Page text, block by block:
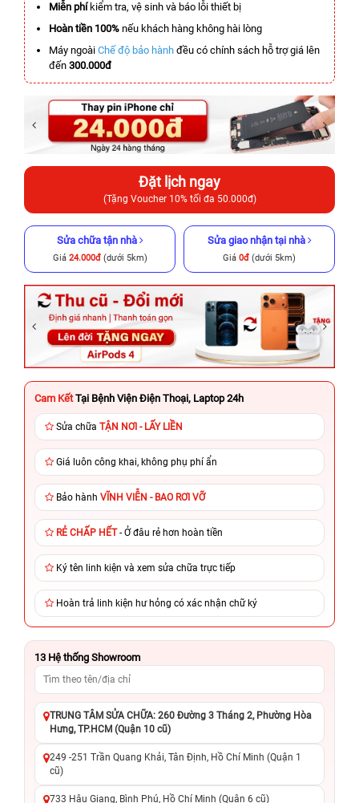
Miễn phíkiểm tra, vệ sinh và báo lỗi thiết bị
Hoàn tiền 100% nếu khách hàng không hài lòng
Máy ngoài Chế độ bảo hành đều có chính sách hỗ trợ giá lên
đến 300.000đ
Đặt lịch ngay
(Tặng Voucher 10% tối đa 50.000đ)
Sửa chữa tận nhà
Giá 24.000đ(dưới 5km)
Sửa giao nhận tại nhà
Giá 0đ (dưới 5km)
Cam Kết Tại Bệnh Viện Điện Thoại, Laptop 24h
Sửa chữa TẬN NƠI - LẤY LIỀN
Giá luôn công khai, không phụ phí ẩn
Bảo hành VĨNH VIỄN - BAO RƠI VỠ
RẺ CHẤP HẾT- Ở đâu rẻ hơn hoàn tiền
Ký tên linh kiện và xem sửa chữa trực tiếp
Hoàn trả linh kiện hư hỏng có xác nhận chữ ký
13 Hệ thống Showroom
TRUNG TÂM SỬA CHỮA: 260 Đường 3 Tháng 2, Phường Hòa
Hưng, TP.HCM (Quận 10 cũ)
249 -251 Trần Quang Khải, Tân Định, Hồ Chí Minh (Quận 1
cũ)
733 Hậu Giang, Bình Phú, Hồ Chí Minh (Quận 6 cũ)